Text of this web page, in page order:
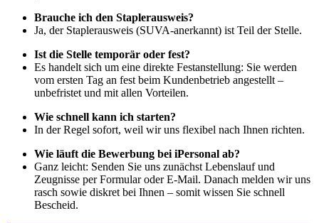
Brauche ich den Staplerausweis?
Ja, der Staplerausweis (SUVA-anerkannt) ist Teil der Stelle.
Ist die Stelle temporär oder fest?
Es handelt sich um eine direkte Festanstellung: Sie werden
vom ersten Tag an fest beim Kundenbetrieb angestellt –
unbefristet und mit allen Vorteilen.
Wie schnell kann ich starten?
In der Regel sofort, weil wir uns flexibel nach Ihnen richten.
Wie läuft die Bewerbung bei iPersonal ab?
Ganz leicht: Senden Sie uns zunächst Lebenslauf und
Zeugnisse per Formular oder E-Mail. Danach melden wir uns
rasch sowie diskret bei Ihnen – somit wissen Sie schnell
Bescheid.